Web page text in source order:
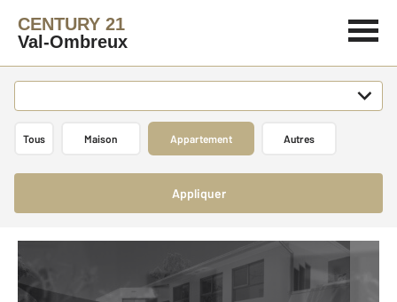
CENTURY 21
Val-Ombreux
Tous Maison Appartement Autres
Appliquer